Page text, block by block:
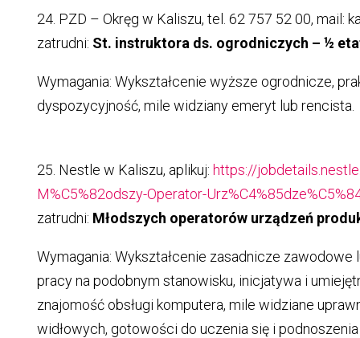
24. PZD – Okręg w Kaliszu, tel. 62 757 52 00, mail:
zatrudni: St. instruktora ds. ogrodniczych – ½
Wymagania: Wykształcenie wyższe ogrodnicze,
dyspozycyjność, mile widziany emeryt lub rencista.
25. Nestle w Kaliszu, aplikuj: https://
M%C5%82odszy-Operator-
zatrudni: Młodszych operatorów urządzeń
Wymagania: Wykształcenie zasadnicze
pracy na podobnym stanowisku, inicjatywa i
znajomość obsługi komputera, mile widziane
widłowych, gotowości do uczenia się i